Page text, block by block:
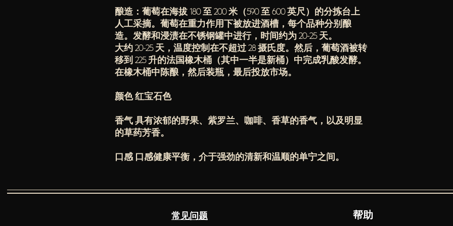
酿造：葡萄在海拔 180 至 200 米（590 至 600 英尺）的分拣台上
人工采摘。葡萄在重力作用下被放进酒槽，每个品种分别酿
造。发酵和浸渍在不锈钢罐中进行，时间约为 20-25 天。
大约 20-25 天，温度控制在不超过 28 摄氏度。然后，葡萄酒被转
移到 225 升的法国橡木桶（其中一半是新桶）中完成乳酸发酵。
在橡木桶中陈酿，然后装瓶，最后投放市场。
颜色 红宝石色
香气 具有浓郁的野果、紫罗兰、咖啡、香草的香气，以及明显
的草药芳香。
口感 口感健康平衡，介于强劲的清新和温顺的单宁之间。
常见问题
​帮助